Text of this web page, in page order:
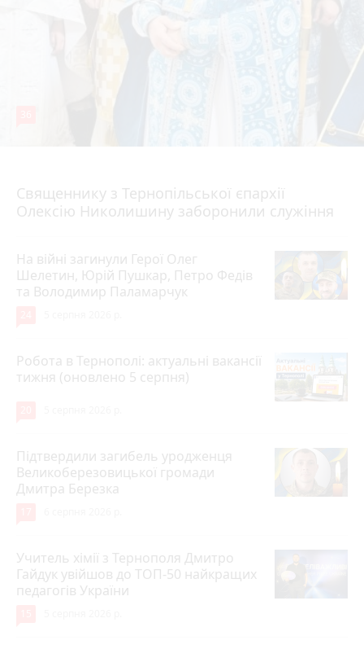
Священнику з Тернопільської єпархії
Олексію Николишину заборонили служіння
На війні загинули Герої Олег
Шелетин, Юрій Пушкар, Петро Федів
та Володимир Паламарчук
Робота в Тернополі: актуальні вакансії
тижня (оновлено 5 серпня)
Підтвердили загибель уродженця
Великоберезовицької громади
Дмитра Березка
Учитель хімії з Тернополя Дмитро
Гайдук увійшов до ТОП-50 найкращих
педагогів України